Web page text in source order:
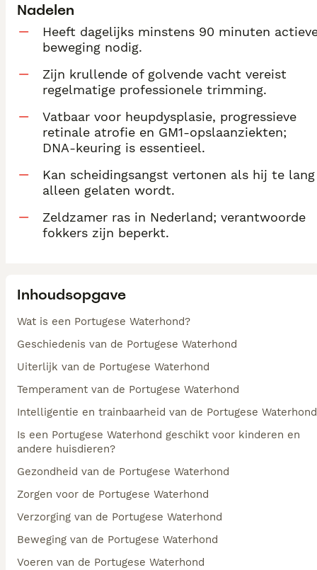
Nadelen
Heeft dagelijks minstens 90 minuten
beweging nodig.
Zijn krullende of golvende vacht vereist
regelmatige professionele trimming.
Vatbaar voor heupdysplasie, progressieve
retinale atrofie en GM1-opslaanziekten;
DNA-keuring is essentieel.
Kan scheidingsangst vertonen als hij te lang
alleen gelaten wordt.
Zeldzamer ras in Nederland; verantwoorde
fokkers zijn beperkt.
Inhoudsopgave
Wat is een Portugese Waterhond?
Geschiedenis van de Portugese Waterhond
Uiterlijk van de Portugese Waterhond
Temperament van de Portugese Waterhond
Intelligentie en trainbaarheid van de Portugese Waterhond
Is een Portugese Waterhond geschikt voor kinderen en
andere huisdieren?
Gezondheid van de Portugese Waterhond
Zorgen voor de Portugese Waterhond
Verzorging van de Portugese Waterhond
Beweging van de Portugese Waterhond
Voeren van de Portugese Waterhond